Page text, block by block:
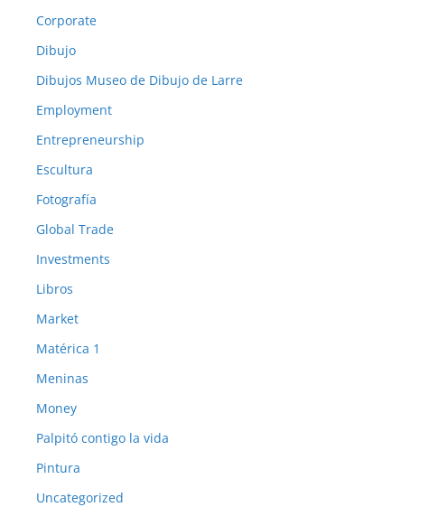
Corporate
Dibujo
Dibujos Museo de Dibujo de Larre
Employment
Entrepreneurship
Escultura
Fotografía
Global Trade
Investments
Libros
Market
Matérica 1
Meninas
Money
Palpitó contigo la vida
Pintura
Uncategorized